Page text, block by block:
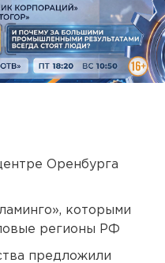
Оренбурга
которыми
регионы РФ
предложили